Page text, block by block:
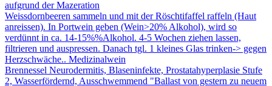
aufgrund der Mazeration
Weissdornbeeren sammeln und mit der Röschtifaffel raffeln (Haut
anreissen). In Portwein geben (Wein>20% Alkohol), wird so
verdünnt in ca. 14-15%%Alkohol. 4-5 Wochen ziehen lassen,
filtrieren und auspressen. Danach tgl. 1 kleines Glas trinken-> gegen
Herzschwäche.. Medizinalwein
Brennessel Neurodermitis, Blaseninfekte, Prostatahyperplasie Stufe
2, Wasserfördernd, Ausschwemmend "Ballast von gestern zu neuem